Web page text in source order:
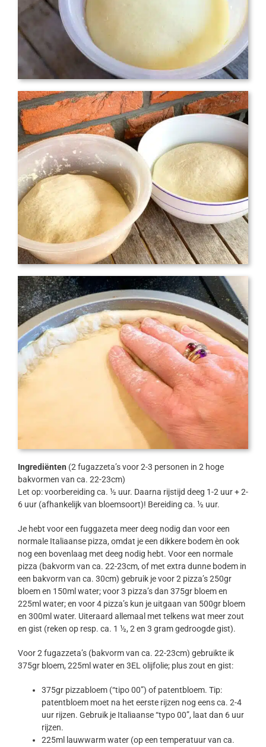
Ingrediënten (2 fugazzeta’s voor 2-3 personen in 2 hoge
bakvormen van ca. 22-23cm)
Let op: voorbereiding ca. ½ uur. Daarna rijstijd deeg 1-2 uur + 2-
6 uur (afhankelijk van bloemsoort)! Bereiding ca. ½ uur.
Je hebt voor een fuggazeta meer deeg nodig dan voor een
normale Italiaanse pizza, omdat je een dikkere bodem èn ook
nog een bovenlaag met deeg nodig hebt. Voor een normale
pizza (bakvorm van ca. 22-23cm, of met extra dunne bodem in
een bakvorm van ca. 30cm) gebruik je voor 2 pizza’s 250gr
bloem en 150ml water; voor 3 pizza’s dan 375gr bloem en
225ml water; en voor 4 pizza’s kun je uitgaan van 500gr bloem
en 300ml water. Uiteraard allemaal met telkens wat meer zout
en gist (reken op resp. ca. 1 ½, 2 en 3 gram gedroogde gist).
Voor 2 fugazzeta’s (bakvorm van ca. 22-23cm) gebruikte ik
375gr bloem, 225ml water en 3EL olijfolie; plus zout en gist:
375gr pizzabloem (“tipo 00”) of patentbloem. Tip:
patentbloem moet na het eerste rijzen nog eens ca. 2-4
uur rijzen. Gebruik je Italiaanse “typo 00”, laat dan 6 uur
rijzen.
225ml lauwwarm water (op een temperatuur van ca.